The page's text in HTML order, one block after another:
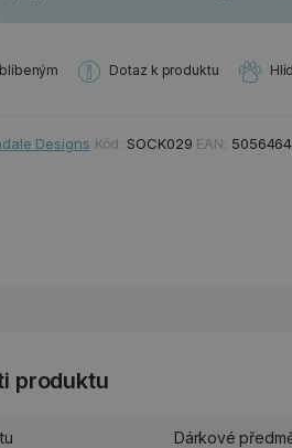
Dotaz k produktu
Designs Kód: SOCK029 EAN:
produktu
Dárkové